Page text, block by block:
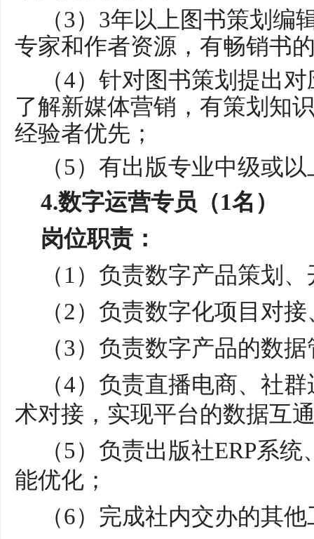
（3）3年以上图书策划编
专家和作者资源， 有畅销书
（4）针对图书策划提出
了解新媒体营销，有策划知
经验者优先；
（5）有出版专业中级或
4.数字运营专员 （1名）
岗位职责：
（ 1）负责数字产品策划
（2）负责数字化项目对
（3）负责数字产品的数据
（4）负责直播电商、社
术对接，实现平台的数据互
（5）负责出版社ERP系
能优化；
（6）完成社内交办的其他